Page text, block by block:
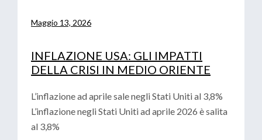
Maggio 13, 2026
INFLAZIONE USA: GLI IMPATTI
DELLA CRISI IN MEDIO ORIENTE
L’inflazione ad aprile sale negli Stati Uniti al 3,8%
L’inflazione negli Stati Uniti ad aprile 2026 è salita
al 3,8%